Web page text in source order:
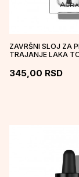
ZAVRŠNI SLOJ ZA
TRAJANJE LAKA
TRAJANJ...
345,00 RSD